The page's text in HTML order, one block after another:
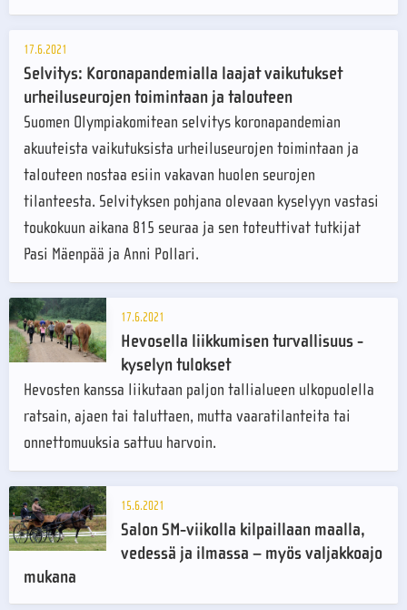
17.6.2021
Selvitys: Koronapandemialla laajat vaikutukset
urheiluseurojen toimintaan ja talouteen
Suomen Olympiakomitean selvitys koronapandemian
akuuteista vaikutuksista urheiluseurojen toimintaan ja
talouteen nostaa esiin vakavan huolen seurojen
tilanteesta. Selvityksen pohjana olevaan kyselyyn vastasi
toukokuun aikana 815 seuraa ja sen toteuttivat tutkijat
Pasi Mäenpää ja Anni Pollari.
17.6.2021
Hevosella liikkumisen turvallisuus -
kyselyn tulokset
Hevosten kanssa liikutaan paljon tallialueen ulkopuolella
ratsain, ajaen tai taluttaen, mutta vaaratilanteita tai
onnettomuuksia sattuu harvoin.
15.6.2021
Salon SM-viikolla kilpaillaan maalla,
vedessä ja ilmassa – myös valjakkoajo
mukana